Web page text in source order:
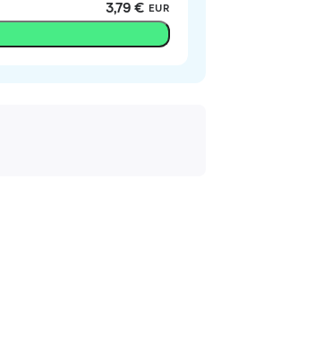
3,79 € EUR